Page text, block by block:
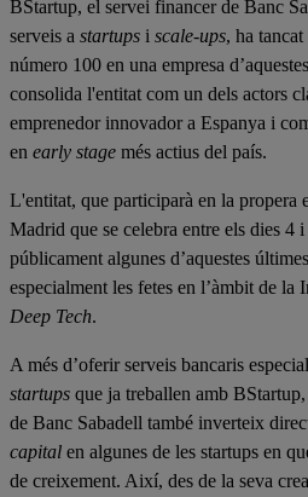
BStartup, el servei financer de Banc
serveis a startups i scale-ups, ha
número 100 en una empresa
consolida l'entitat com un dels actors
emprenedor innovador a Espanya i
en early stage més actius del país.
L'entitat, que participarà en la propera
Madrid que se celebra entre els dies 4
públicament algunes d’aquestes
especialment les fetes en l’àmbit de
Deep Tech.
A més d’oferir serveis bancaris
startups que ja treballen amb
de Banc Sabadell també inverteix
capital en algunes de les startups en
de creixement. Així, des de la seva